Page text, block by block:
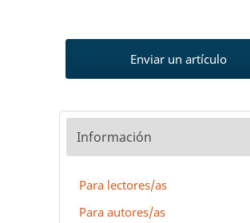
Enviar un artículo
Información
Para lectores/as
Para autores/as